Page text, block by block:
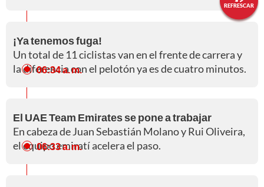
REFRESCAR
¡Ya tenemos fuga!
Un total de 11 ciclistas van en el frente de carrera y
la diferencia con el pelotón ya es de cuatro minutos.
06:34 a. m.
El UAE Team Emirates se pone a trabajar
En cabeza de Juan Sebastián Molano y Rui Oliveira,
el equipo emiratí acelera el paso.
06:33 a. m.